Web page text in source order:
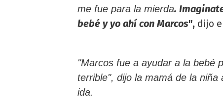
me fue para la mierda.
bebé y yo ahí con Marcos", dijo
"Marcos fue a ayudar a la bebé
terrible", dijo la mamá de la
ida.